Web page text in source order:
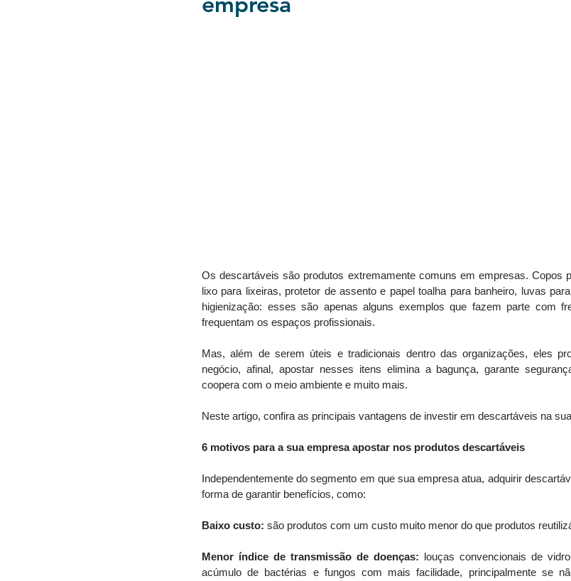
Os descartáveis são produtos extremamente comuns em empresas. Copos
lixo para lixeiras, protetor de assento e papel toalha para banheiro, luvas
higienização: esses são apenas alguns exemplos que fazem parte com
frequentam os espaços profissionais.
Mas, além de serem úteis e tradicionais dentro das organizações, eles
negócio, afinal, apostar nesses itens elimina a bagunça, garante
coopera com o meio ambiente e muito mais.
Neste artigo, confira as principais vantagens de investir em descartáveis na
6 motivos para a sua empresa apostar nos produtos descartáveis
Independentemente do segmento em que sua empresa atua, adquirir
forma de garantir benefícios, como:
Baixo custo: são produtos com um custo muito menor do que produtos
Menor índice de transmissão de doenças:
louças convencionais de
acúmulo de bactérias e fungos com mais facilidade, principalmente se